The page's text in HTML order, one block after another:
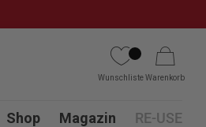
WunschlisteWarenkorb
Submenu
Shop Magazin RE-USE